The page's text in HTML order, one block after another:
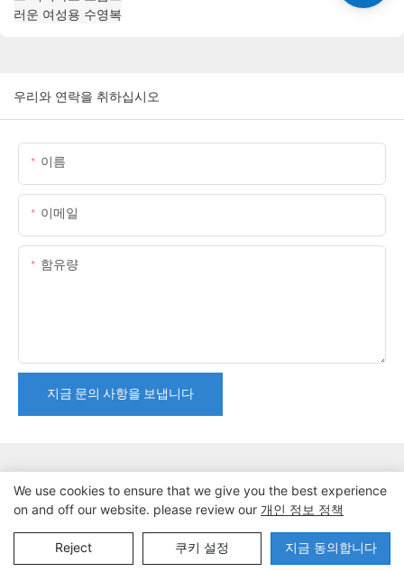
우리와 연락을 취하십시오
이름
이메일
함유량
지금 문의 사항을 보냅니다
저작권 © 2024 동관 Lanteng 스포츠 제품 유한 회사 |사이트맵∣개인
정보 보호정책
We use cookies to ensure that we give you the best experience
on and off our website. please review our 개인 정보 정책
Reject 쿠키 설정 지금 동의합니다